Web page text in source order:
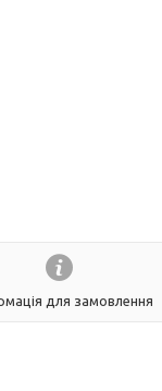
для замовлення